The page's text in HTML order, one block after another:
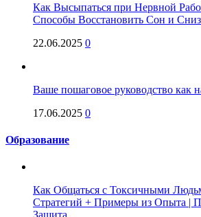
Как Высыпаться при Нервной
Способы Восстановить Сон и
22.06.2025 0
Ваше пошаговое руководство как
17.06.2025 0
Образование
Как Общаться с Токсичными
Стратегий + Примеры из Опыта |